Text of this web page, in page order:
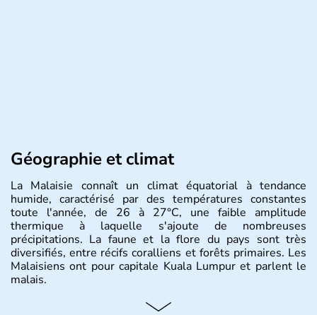
Géographie et climat
La Malaisie connaît un climat équatorial à tendance
humide, caractérisé par des températures constantes
toute l'année, de 26 à 27°C, une faible amplitude
thermique à laquelle s'ajoute de nombreuses
précipitations. La faune et la flore du pays sont très
diversifiés, entre récifs coralliens et forêts primaires. Les
Malaisiens ont pour capitale Kuala Lumpur et parlent le
malais.
Histoire et administration